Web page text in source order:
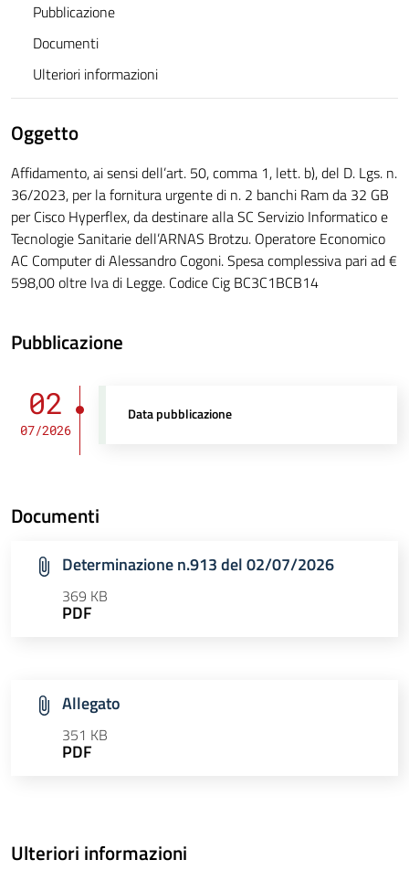
Pubblicazione
Documenti
Ulteriori informazioni
Oggetto
Affidamento, ai sensi dell’art. 50, comma 1, lett. b), del D. Lgs. n.
36/2023, per la fornitura urgente di n. 2 banchi Ram da 32 GB
per Cisco Hyperflex, da destinare alla SC Servizio Informatico e
Tecnologie Sanitarie dell’ARNAS Brotzu. Operatore Economico
AC Computer di Alessandro Cogoni. Spesa complessiva pari ad €
598,00 oltre Iva di Legge. Codice Cig BC3C1BCB14
Pubblicazione
02
07/2026
Data pubblicazione
Documenti
Determinazione n.913 del 02/07/2026
369 KB
PDF
Allegato
351 KB
PDF
Ulteriori informazioni